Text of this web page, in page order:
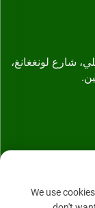
شارع لونغغانغ،
We use